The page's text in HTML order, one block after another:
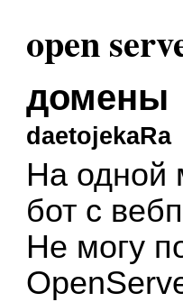
open
домены
daetojekaRa
На одной
бот с
Не могу